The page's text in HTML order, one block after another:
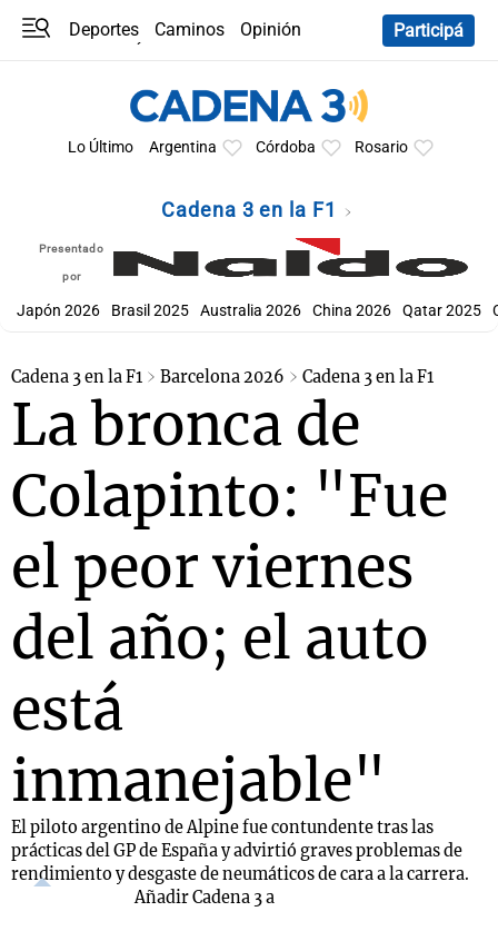
Deportes Caminos
Opinión
Participá
Lo Último Argentina Córdoba Rosario
Cadena 3 en la F1
Presentado
por
Japón 2026 Brasil 2025 Australia 2026 China 2026 Qatar 2025
Cadena 3 en la F1 Barcelona 2026 Cadena 3 en la F1
La bronca de
Colapinto: "Fue
el peor viernes
del año; el auto
está
inmanejable"
El piloto argentino de Alpine fue contundente tras las
prácticas del GP de España y advirtió graves problemas de
rendimiento y desgaste de neumáticos de cara a la carrera.
Añadir Cadena 3 a